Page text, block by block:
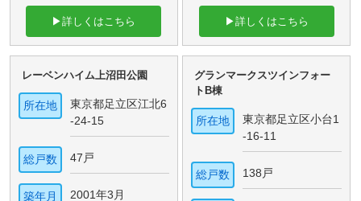
▶詳しくはこちら ▶詳しくはこちら
レーベンハイム上沼田公園
所在地
東京都足立区江北6
-24-15
総戸数 47戸
築年月 2001年3月
グランマークスツインフォー
トB棟
所在地
東京都足立区小台1
-16-11
総戸数 138戸